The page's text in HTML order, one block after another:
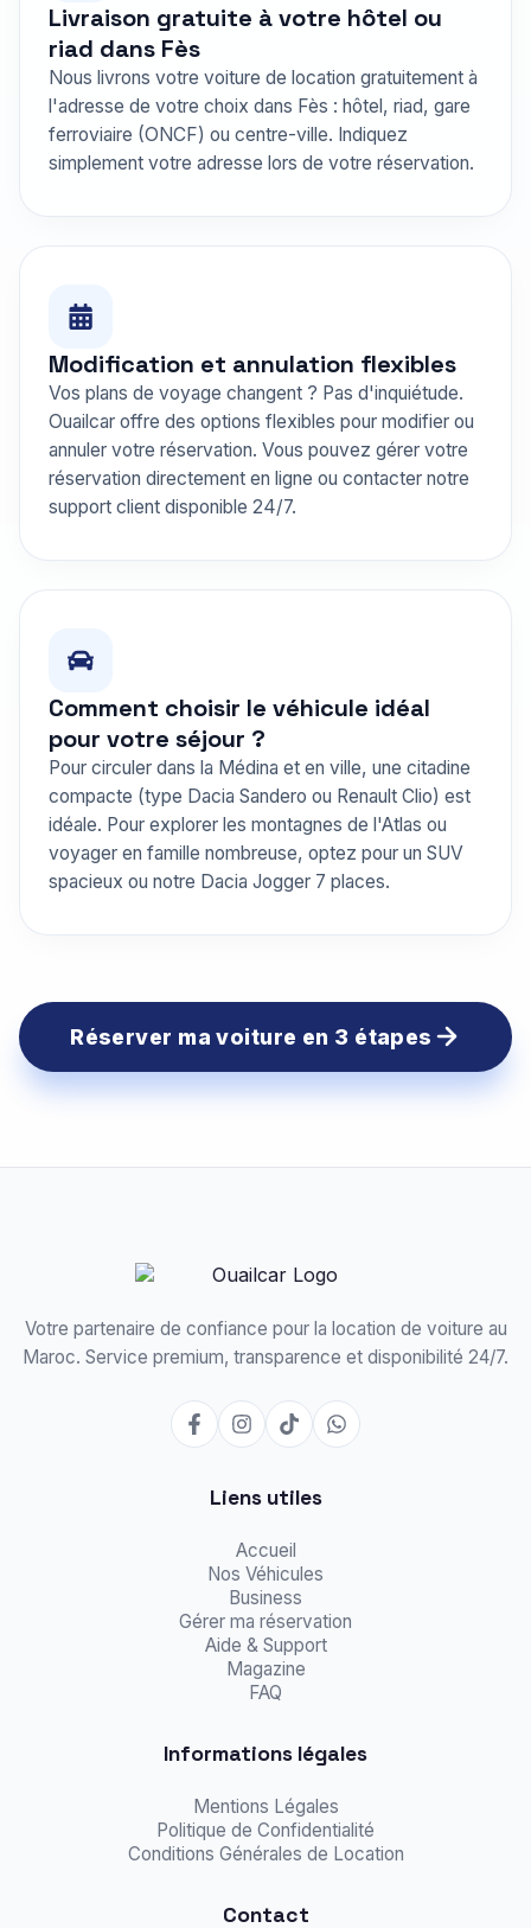
Livraison gratuite à votre hôtel ou
riad dans Fès
Nous livrons votre voiture de location gratuitement à
l'adresse de votre choix dans Fès : hôtel, riad, gare
ferroviaire (ONCF) ou centre-ville. Indiquez
simplement votre adresse lors de votre réservation.
Modification et annulation flexibles
Vos plans de voyage changent ? Pas d'inquiétude.
Ouailcar offre des options flexibles pour modifier ou
annuler votre réservation. Vous pouvez gérer votre
réservation directement en ligne ou contacter notre
support client disponible 24/7.
Comment choisir le véhicule idéal
pour votre séjour ?
Pour circuler dans la Médina et en ville, une citadine
compacte (type Dacia Sandero ou Renault Clio) est
idéale. Pour explorer les montagnes de l'Atlas ou
voyager en famille nombreuse, optez pour un SUV
spacieux ou notre Dacia Jogger 7 places.
Réserver ma voiture en 3 étapes
Votre partenaire de confiance pour la location de voiture au
Maroc. Service premium, transparence et disponibilité 24/7.
Liens utiles
Accueil
Nos Véhicules
Business
Gérer ma réservation
Aide & Support
Magazine
FAQ
Informations légales
Mentions Légales
Politique de Confidentialité
Conditions Générales de Location
Contact